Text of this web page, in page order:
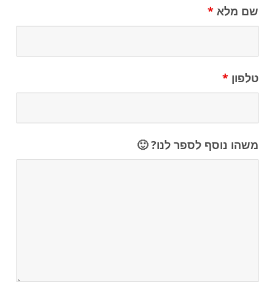
שם מלא*
טלפון*
משהו נוסף לספר לנו? 🙂